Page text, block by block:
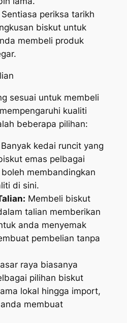
Sentiasa periksa tarikh
biskut untuk
membeli produk
sesuai untuk membeli
kualiti
beberapa pilihan:
Banyak kedai runcit yang
emas pelbagai
membandingkan
di sini.
Membeli biskut
talian memberikan
anda menyemak
pembelian tanpa
raya biasanya
pilihan biskut
lokal hingga import,
membuat